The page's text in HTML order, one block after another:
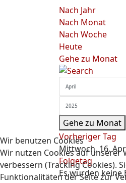
Nach Jahr
Nach Monat
Nach Woche
Heute
Gehe zu Monat
Gehe zu Monat
Vorheriger Tag
Mittwoch, 16.
Folgetag
Es wurden keine
Wir benutzen Cookies
Wir nutzen Cookies auf unserer
verbessern (Tracking Cookies).
Funktionalitäten der Seite zur